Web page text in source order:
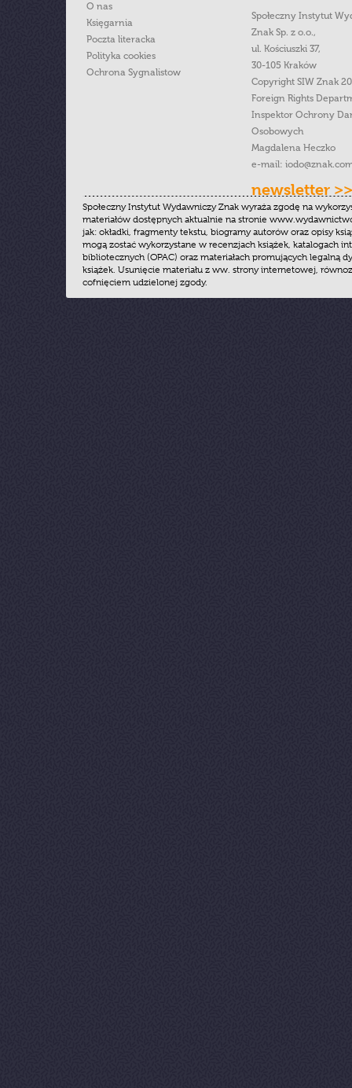
O nas
Księgarnia
Poczta literacka
Polityka cookies
Ochrona Sygnalistow
Społeczny Instytut
Znak Sp. z o.o.,
ul. Kościuszki 37,
30-105 Kraków
Copyright SIW Znak
Foreign Rights
Inspektor Ochrony
Osobowych
Magdalena Heczko
e-mail:
newsletter >>
Społeczny Instytut Wydawniczy Znak wyraża zgodę na
materiałów dostępnych aktualnie na stronie
jak: okładki, fragmenty tekstu, biogramy autorów oraz opisy
mogą zostać wykorzystane w recenzjach książek, katalogach
bibliotecznych (OPAC) oraz materiałach promujących legalną
książek. Usunięcie materiału z ww. strony internetowej,
cofnięciem udzielonej zgody.